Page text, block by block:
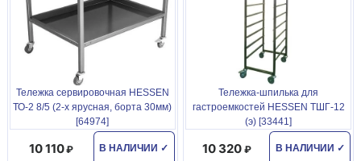
Тележка сервировочная HESSEN
ТО-2 8/5 (2-х ярусная, борта 30мм)
[64974]
В НАЛИЧИИ ✓
10 110
Тележка-шпилька для
гастроемкостей HESSEN ТШГ-12
(э) [33441]
В НАЛИЧИИ ✓
10 320